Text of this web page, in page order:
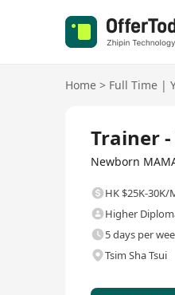
Home > Full Time |
Trainer
Newborn
HK $25K-
Higher
5 days per
Tsim Sha Tsui